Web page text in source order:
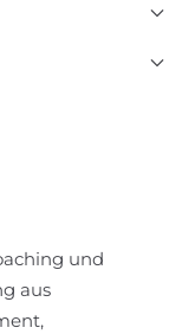
und
aus